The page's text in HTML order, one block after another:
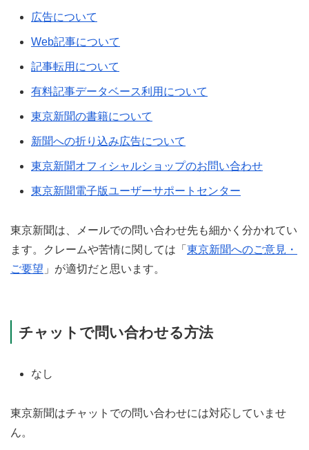
広告について
Web記事について
記事転用について
有料記事データベース利用について
東京新聞の書籍について
新聞への折り込み広告について
東京新聞オフィシャルショップのお問い合わせ
東京新聞電子版ユーザーサポートセンター
東京新聞は、メールでの問い合わせ先も細かく分かれてい
ます。クレームや苦情に関しては「 東京新聞へのご意見・
ご要望 」が適切だと思います。
チャットで問い合わせる方法
なし
東京新聞はチャットでの問い合わせには対応していませ
ん。